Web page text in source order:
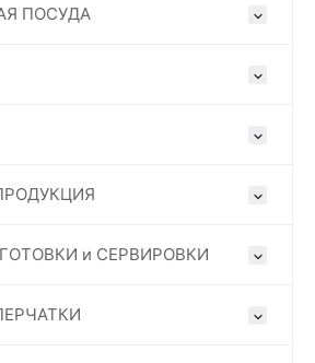
ПОСУДА
и СЕРВИРОВКИ